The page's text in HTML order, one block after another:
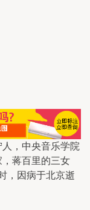
，中央音乐学院
蒋百里的三女
，因病于北京逝